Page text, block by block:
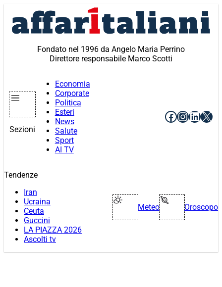
contenuto
Fondato nel 1996 da Angelo Maria Perrino
Direttore responsabile Marco Scotti
Sezioni
Economia
Corporate
Politica
Esteri
News
Salute
Sport
AI TV
Facebook
X
Tendenze
Iran
Ucraina
Ceuta
Guccini
LA PIAZZA 2026
Ascolti tv
Meteo Oroscopo